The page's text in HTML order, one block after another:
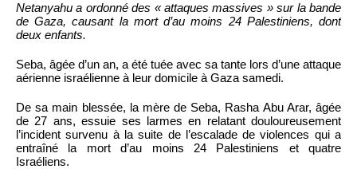
Netanyahu a ordonné des « attaques massives » sur la bande
de Gaza, causant la mort d’au moins 24 Palestiniens, dont
deux enfants.
Seba, âgée d’un an, a été tuée avec sa tante lors d’une attaque
aérienne israélienne à leur domicile à Gaza samedi.
De sa main blessée, la mère de Seba, Rasha Abu Arar, âgée
de 27 ans, essuie ses larmes en relatant douloureusement
l’incident survenu à la suite de l’escalade de violences qui a
entraîné la mort d’au moins 24 Palestiniens et quatre
Israéliens.